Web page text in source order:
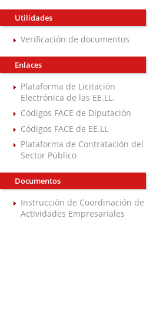
Utilidades
Verificación de documentos
Enlaces
Plataforma de Licitación
Electrónica de las EE.LL.
Códigos FACE de Diputación
Códigos FACE de EE.LL
Plataforma de Contratación del
Sector Público
Documentos
Instrucción de Coordinación de
Actividades Empresariales